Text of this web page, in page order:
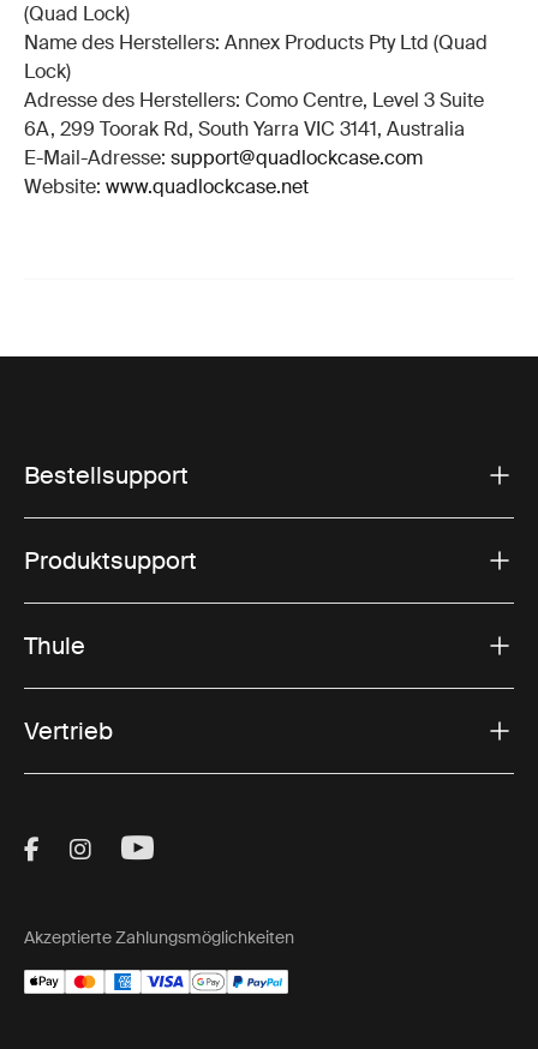
(Quad Lock)
Name des Herstellers: Annex Products Pty Ltd (Quad
Lock)
Adresse des Herstellers: Como Centre, Level 3 Suite
6A, 299 Toorak Rd, South Yarra VIC 3141, Australia
E-Mail-Adresse: support@quadlockcase.com
Website: www.quadlockcase.net
Bestellsupport
Produktsupport
Thule
Vertrieb
Visit Thule on Facebook (external link)
Visit Thule on Instagram (external link)
Visit Thule on Youtube (external
Akzeptierte Zahlungsmöglichkeiten